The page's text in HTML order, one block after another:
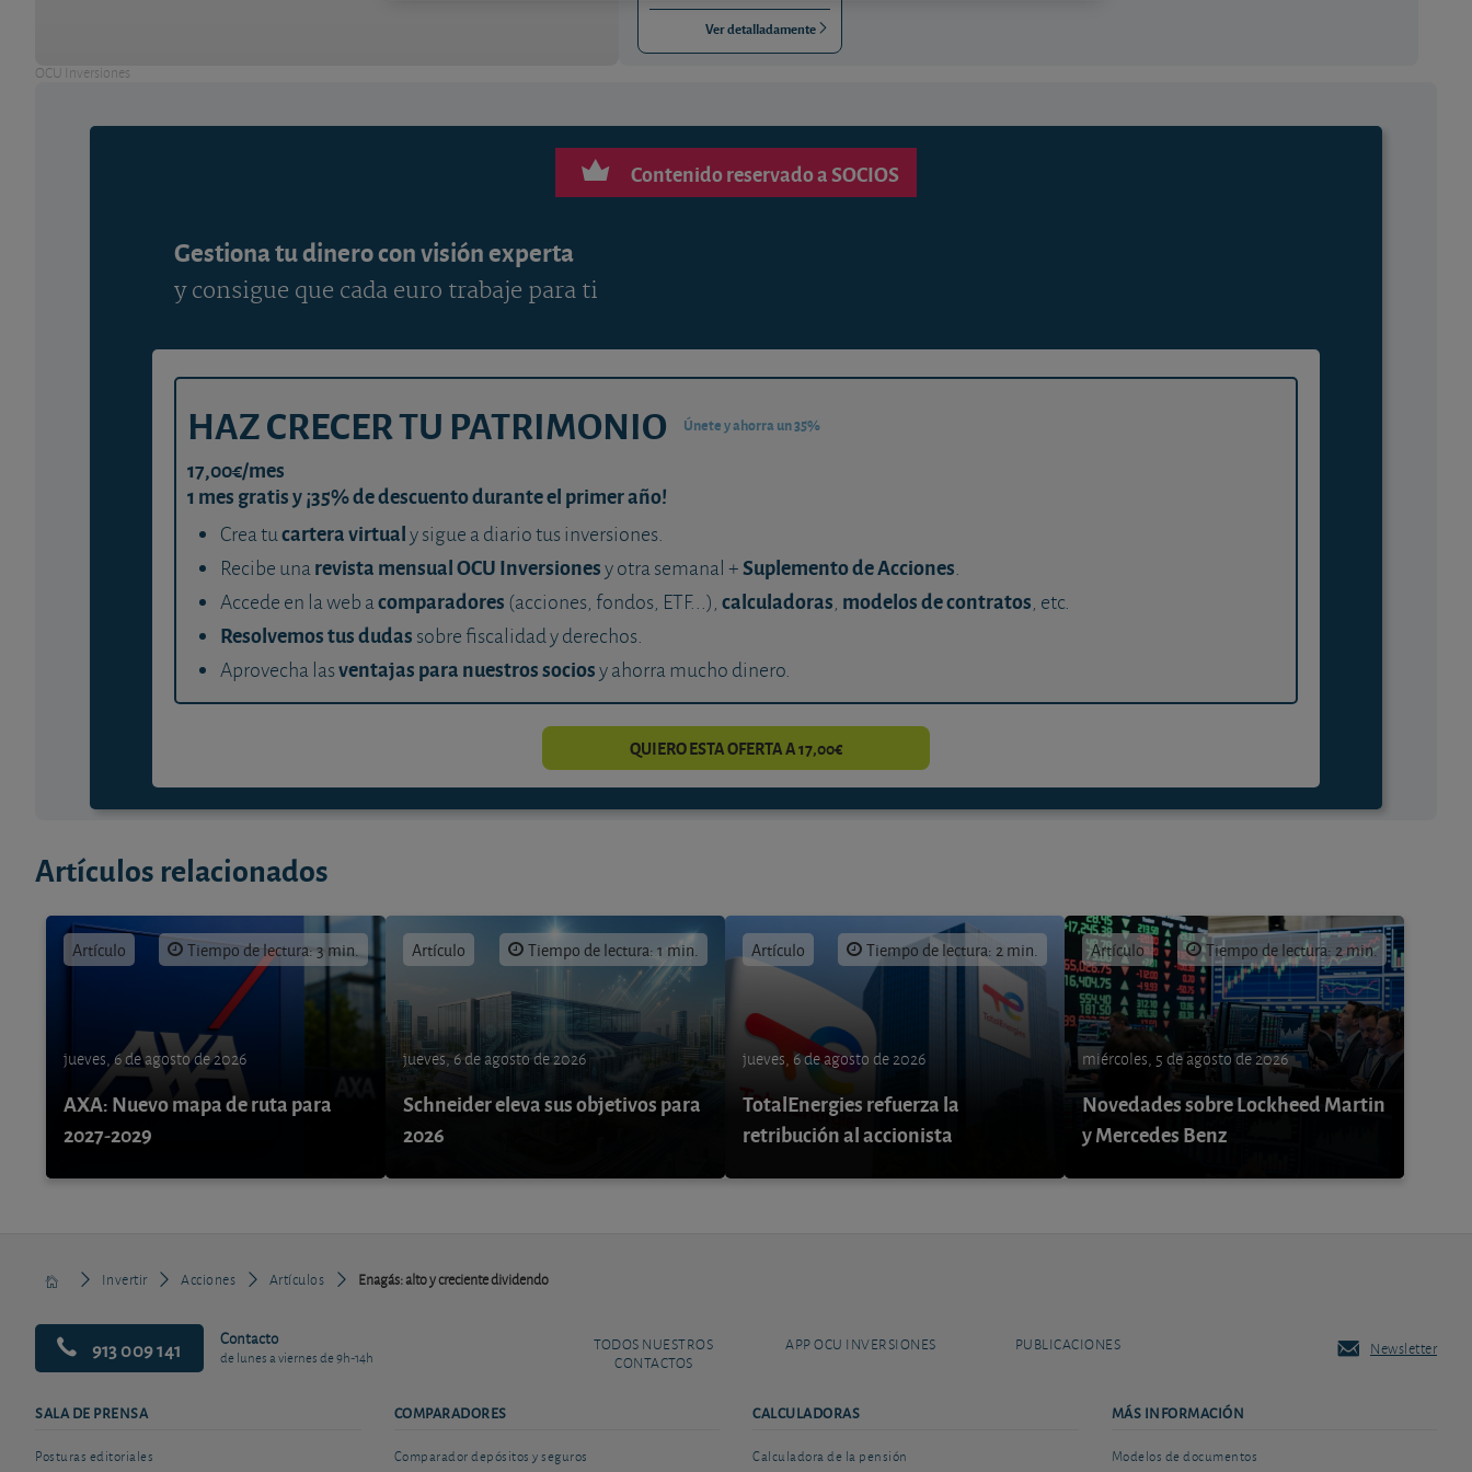
OCU Inversiones
Ver detalladamente
Contenido reservado a SOCIOS
Gestiona tu dinero con visión experta
y consigue que cada euro trabaje para ti
HAZ CRECER TU PATRIMONIO Únete y ahorra un 35%
17,00€/mes
1 mes gratis y ¡35% de descuento durante el primer año!
Crea tucartera virtualy sigue a diario tus inversiones.
Recibe unarevista mensual OCU Inversionesy otra semanal +Suplemento de Acciones.
Accede en la web acomparadores (acciones, fondos, ETF...), calculadoras, modelos de contratos, etc.
Resolvemos tus dudas sobre fiscalidad y derechos.
Aprovecha lasventajas para nuestros sociosy ahorra mucho dinero.
QUIERO ESTA OFERTA A 17,00€
Artículos relacionados
Artículo Tiempo de lectura: 3 min.
jueves, 6 de agosto de 2026
AXA: Nuevo mapa de ruta para
2027-2029
Artículo Tiempo de lectura: 1 min.
jueves, 6 de agosto de 2026
Schneider eleva sus objetivos para
2026
Artículo Tiempo de lectura: 2 min.
jueves, 6 de agosto de 2026
TotalEnergies refuerza la
retribución al accionista
Artículo Tiempo de lectura: 2 min.
miércoles, 5 de agosto de 2026
Novedades sobre Lockheed Martin
y Mercedes Benz
Invertir Acciones Artículos Enagás: alto y creciente dividendo
913 009 141 Contacto
de lunes a viernes de 9h-14h
TODOS NUESTROS
CONTACTOS
APP OCU INVERSIONES PUBLICACIONES Newsletter
SALA DE PRENSA
Posturas editoriales
COMPARADORES
Comparador depósitos y seguros
CALCULADORAS
Calculadora de la pensión
MÁS INFORMACIÓN
Modelos de documentos